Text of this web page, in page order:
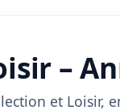
–
et Loisir,